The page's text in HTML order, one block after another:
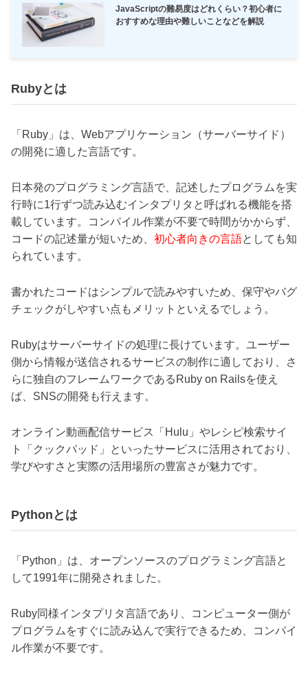
JavaScriptの難易度はどれくらい？初心者に
おすすめな理由や難しいことなどを解説
Rubyとは
「Ruby」は、Webアプリケーション（サーバーサイド）
の開発に適した言語です。
日本発のプログラミング言語で、記述したプログラムを実
行時に1行ずつ読み込むインタプリタと呼ばれる機能を搭
載しています。コンパイル作業が不要で時間がかからず、
コードの記述量が短いため、 初心者向きの言語としても知
られています。
書かれたコードはシンプルで読みやすいため、保守やバグ
チェックがしやすい点もメリットといえるでしょう。
Rubyはサーバーサイドの処理に長けています。ユーザー
側から情報が送信されるサービスの制作に適しており、さ
らに独自のフレームワークであるRuby on Railsを使え
ば、SNSの開発も行えます。
オンライン動画配信サービス「Hulu」やレシピ検索サイ
ト「クックパッド」といったサービスに活用されており、
学びやすさと実際の活用場所の豊富さが魅力です。
Pythonとは
「Python」は、オープンソースのプログラミング言語と
して1991年に開発されました。
Ruby同様インタプリタ言語であり、コンピューター側が
プログラムをすぐに読み込んで実行できるため、コンパイ
ル作業が不要です。